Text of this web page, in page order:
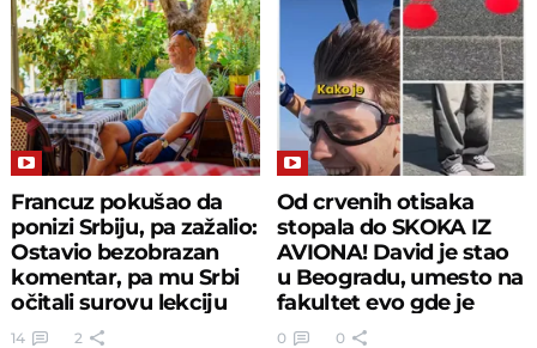
Francuz pokušao da
ponizi Srbiju, pa zažalio:
Ostavio bezobrazan
komentar, pa mu Srbi
očitali surovu lekciju
14 2
Od crvenih otisaka
stopala do SKOKA IZ
AVIONA! David je stao
u Beogradu, umesto na
fakultet evo gde je
odveden
0 0